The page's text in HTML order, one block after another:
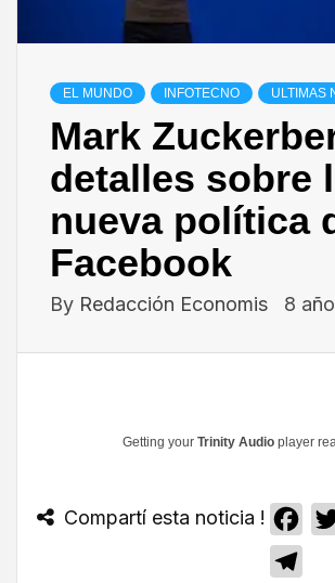
EL MUNDO INFOTECNO ULTIMAS
Mark
detalles sobre
nueva política
Facebook
By Redacción Economis 8
Getting your Trinity Audio player
Compartí esta noticia !